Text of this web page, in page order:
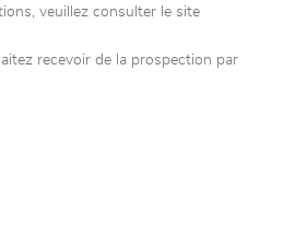
veuillez consulter le site
recevoir de la prospection par